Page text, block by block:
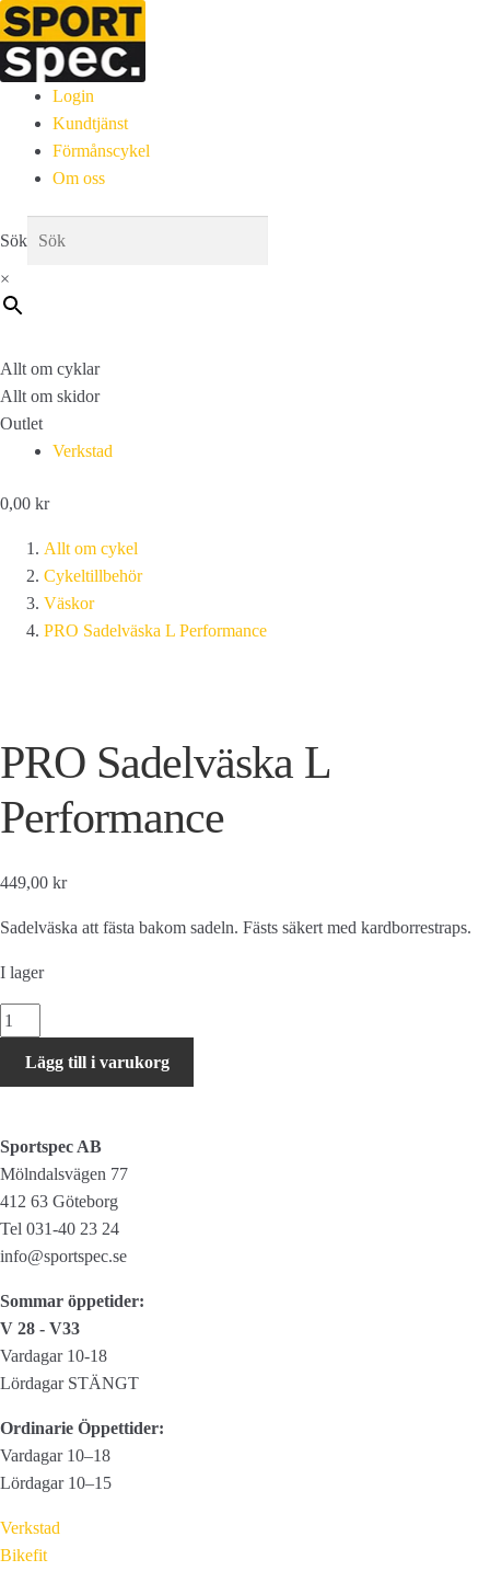
Login
Kundtjänst
Förmånscykel
Om oss
Sök
×
Allt om cyklar
Allt om skidor
Outlet
Verkstad
0,00 kr
Allt om cykel
Cykeltillbehör
Väskor
PRO Sadelväska L Performance
PRO Sadelväska L
Performance
449,00 kr
Sadelväska att fästa bakom sadeln. Fästs säkert med kardborrestraps.
I lager
PRO
Sadelväska
Lägg till i varukorg
Sportspec AB
Mölndalsvägen 77
412 63 Göteborg
Tel 031-40 23 24
info@sportspec.se
Sommar öppetider:
V 28 - V33
Vardagar 10-18
Lördagar STÄNGT
Ordinarie Öppettider:
Vardagar 10–18
Lördagar 10–15
Verkstad
Bikefit